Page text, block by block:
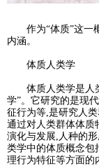
作为“体质”这一概
内涵。
体质人类学
体质人类学是人类
学”。它研究的是现
征行为等,是研究人
通过对人类群体体质
演化与发展,人种的
类学中的体质概念包
理行为特征等方面的